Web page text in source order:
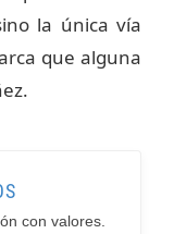
la única vía
que alguna
con valores.